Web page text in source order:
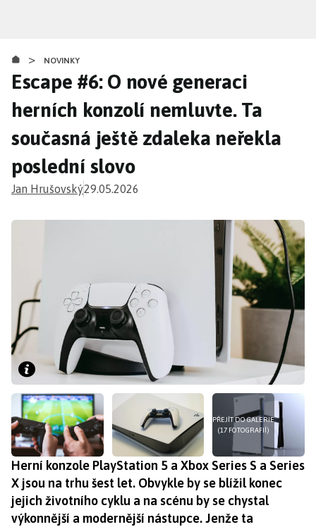
obsahu
> NOVINKY
Escape #6: O nové generaci
herních konzolí nemluvte. Ta
současná ještě zdaleka neřekla
poslední slovo
Jan Hrušovský29.05.2026
PŘEJÍT DO GALERIE
(17 FOTOGRAFIÍ)
Herní konzole PlayStation 5 a Xbox Series S a Series
X jsou na trhu šest let. Obvykle by se blížil konec
jejich životního cyklu a na scénu by se chystal
výkonnější a modernější nástupce. Jenže ta